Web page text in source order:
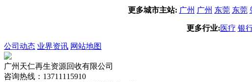
更多城市主站: 广州 广州 东莞 东莞
更多行业: 医疗 银
公司动态 业界资讯 网站地图
广州天仁再生资源回收有限公司
咨询热线：13711115910